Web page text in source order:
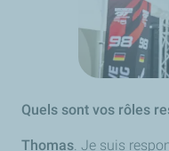
Quels sont vos rôles
Thomas. Je suis